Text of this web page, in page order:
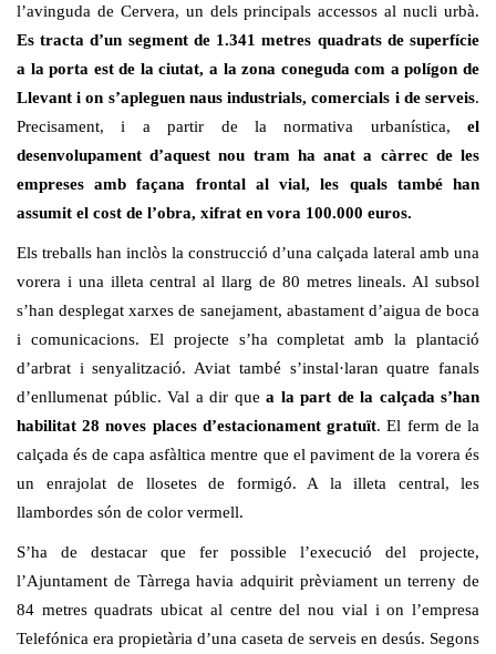
l’avinguda de Cervera, un dels principals accessos al nucli urbà.
Es tracta d’un segment de 1.341 metres quadrats de superfície
a la porta est de la ciutat, a la zona coneguda com a polígon de
Llevant i on s’apleguen naus industrials, comercials i de serveis.
Precisament, i a partir de la normativa urbanística, el
desenvolupament d’aquest nou tram ha anat a càrrec de les
empreses amb façana frontal al vial, les quals també han
assumit el cost de l’obra, xifrat en vora 100.000 euros.
Els treballs han inclòs la construcció d’una calçada lateral amb una
vorera i una illeta central al llarg de 80 metres lineals. Al subsol
s’han desplegat xarxes de sanejament, abastament d’aigua de boca
i comunicacions. El projecte s’ha completat amb la plantació
d’arbrat i senyalització. Aviat també s’instal·laran quatre fanals
d’enllumenat públic. Val a dir que a la part de la calçada s’han
habilitat 28 noves places d’estacionament gratuït. El ferm de la
calçada és de capa asfàltica mentre que el paviment de la vorera és
un enrajolat de llosetes de formigó. A la illeta central, les
llambordes són de color vermell.
S’ha de destacar que fer possible l’execució del projecte,
l’Ajuntament de Tàrrega havia adquirit prèviament un terreny de
84 metres quadrats ubicat al centre del nou vial i on l’empresa
Telefónica era propietària d’una caseta de serveis en desús. Segons